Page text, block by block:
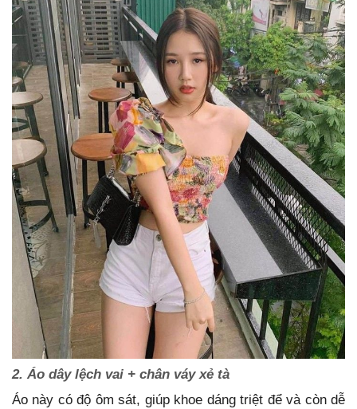
2. Áo dây lệch vai + chân váy xẻ tà
Áo này có độ ôm sát, giúp khoe dáng triệt để và còn dễ